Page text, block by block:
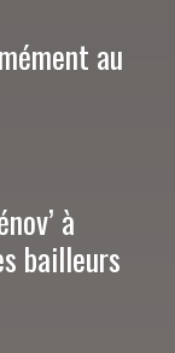
au
à
bailleurs